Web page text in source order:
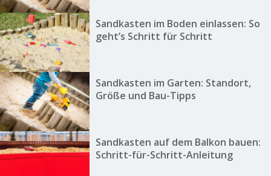
Sandkasten im Boden einlassen: So
geht’s Schritt für Schritt
Sandkasten im Garten: Standort,
Größe und Bau-Tipps
Sandkasten auf dem Balkon bauen:
Schritt-für-Schritt-Anleitung